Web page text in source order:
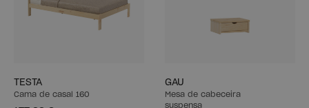
TESTA
Cama de casal 160
GAU
Mesa de cabeceira
suspensa